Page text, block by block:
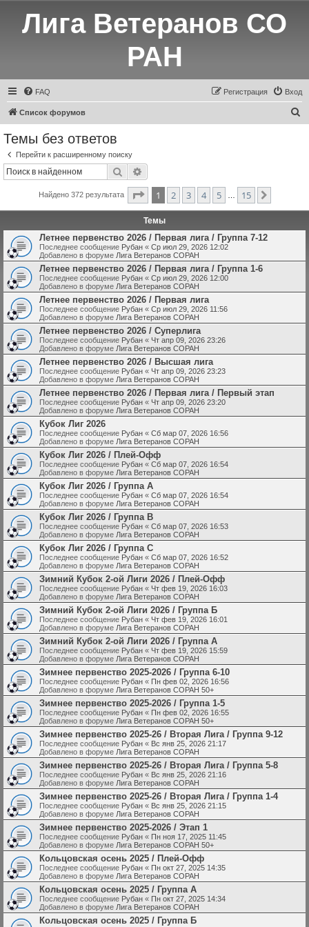
Лига Ветеранов СО
РАН
FAQ Вход
Регистрация
Список форумов
Темы без ответов
Перейти к расширенному поиску
Поиск
Найдено 372 результата Страница1 из
1 2 3 4 5 15
Темы
Летнее первенство 2026 / Первая лига / Группа 7-12
Последнее сообщение Рубан « Ср июл 29, 2026 12:02
Добавлено в форуме Лига Ветеранов СОРАН
Летнее первенство 2026 / Первая лига / Группа 1-6
Последнее сообщение Рубан « Ср июл 29, 2026 12:00
Добавлено в форуме Лига Ветеранов СОРАН
Летнее первенство 2026 / Первая лига
Последнее сообщение Рубан « Ср июл 29, 2026 11:56
Добавлено в форуме Лига Ветеранов СОРАН
Летнее первенство 2026 / Суперлига
Последнее сообщение Рубан « Чт апр 09, 2026 23:26
Добавлено в форуме Лига Ветеранов СОРАН
Летнее первенство 2026 / Высшая лига
Последнее сообщение Рубан « Чт апр 09, 2026 23:23
Добавлено в форуме Лига Ветеранов СОРАН
Летнее первенство 2026 / Первая лига / Первый этап
Последнее сообщение Рубан « Чт апр 09, 2026 23:20
Добавлено в форуме Лига Ветеранов СОРАН
Кубок Лиг 2026
Последнее сообщение Рубан « Сб мар 07, 2026 16:56
Добавлено в форуме Лига Ветеранов СОРАН
Кубок Лиг 2026 / Плей-Офф
Последнее сообщение Рубан « Сб мар 07, 2026 16:54
Добавлено в форуме Лига Ветеранов СОРАН
Кубок Лиг 2026 / Группа A
Последнее сообщение Рубан « Сб мар 07, 2026 16:54
Добавлено в форуме Лига Ветеранов СОРАН
Кубок Лиг 2026 / Группа B
Последнее сообщение Рубан « Сб мар 07, 2026 16:53
Добавлено в форуме Лига Ветеранов СОРАН
Кубок Лиг 2026 / Группа C
Последнее сообщение Рубан « Сб мар 07, 2026 16:52
Добавлено в форуме Лига Ветеранов СОРАН
Зимний Кубок 2-ой Лиги 2026 / Плей-Офф
Последнее сообщение Рубан « Чт фев 19, 2026 16:03
Добавлено в форуме Лига Ветеранов СОРАН
Зимний Кубок 2-ой Лиги 2026 / Группа Б
Последнее сообщение Рубан « Чт фев 19, 2026 16:01
Добавлено в форуме Лига Ветеранов СОРАН
Зимний Кубок 2-ой Лиги 2026 / Группа А
Последнее сообщение Рубан « Чт фев 19, 2026 15:59
Добавлено в форуме Лига Ветеранов СОРАН
Зимнее первенство 2025-2026 / Группа 6-10
Последнее сообщение Рубан « Пн фев 02, 2026 16:56
Добавлено в форуме Лига Ветеранов СОРАН 50+
Зимнее первенство 2025-2026 / Группа 1-5
Последнее сообщение Рубан « Пн фев 02, 2026 16:55
Добавлено в форуме Лига Ветеранов СОРАН 50+
Зимнее первенство 2025-26 / Вторая Лига / Группа 9-12
Последнее сообщение Рубан « Вс янв 25, 2026 21:17
Добавлено в форуме Лига Ветеранов СОРАН
Зимнее первенство 2025-26 / Вторая Лига / Группа 5-8
Последнее сообщение Рубан « Вс янв 25, 2026 21:16
Добавлено в форуме Лига Ветеранов СОРАН
Зимнее первенство 2025-26 / Вторая Лига / Группа 1-4
Последнее сообщение Рубан « Вс янв 25, 2026 21:15
Добавлено в форуме Лига Ветеранов СОРАН
Зимнее первенство 2025-2026 / Этап 1
Последнее сообщение Рубан « Пн ноя 17, 2025 11:45
Добавлено в форуме Лига Ветеранов СОРАН 50+
Кольцовская осень 2025 / Плей-Офф
Последнее сообщение Рубан « Пн окт 27, 2025 14:35
Добавлено в форуме Лига Ветеранов СОРАН
Кольцовская осень 2025 / Группа А
Последнее сообщение Рубан « Пн окт 27, 2025 14:34
Добавлено в форуме Лига Ветеранов СОРАН
Кольцовская осень 2025 / Группа Б